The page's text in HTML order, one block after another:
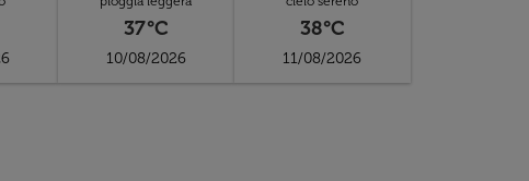
37°C
10/08/2026
38°C
11/08/2026